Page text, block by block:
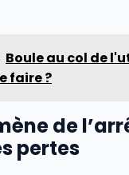
Boule au col de
faire ?
de
pertes